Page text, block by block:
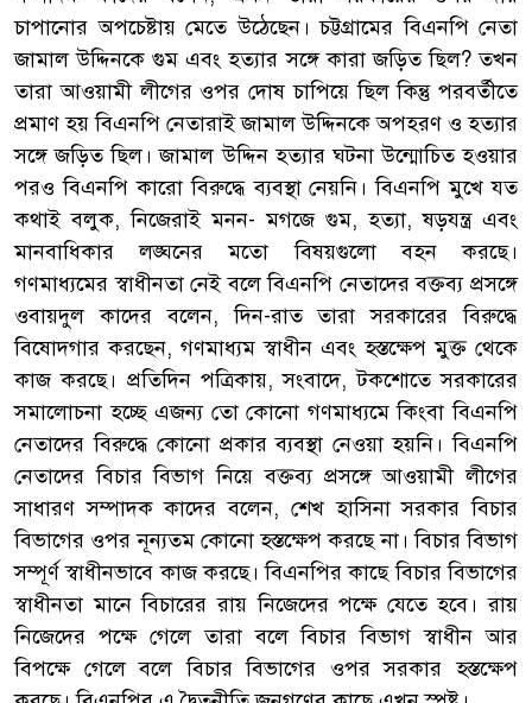
চাপানোর অপচেষ্টায় মেতে উঠেছেন। চট্টগ্রামের বিএনপি নেতা
জামাল উদ্দিনকে গুম এবং হত্যার সঙ্গে কারা জড়িত ছিল? তখন
তারা আওয়ামী লীগের ওপর দোষ চাপিয়ে ছিল কিন্তু পরবর্তীতে
প্রমাণ হয় বিএনপি নেতারাই জামাল উদ্দিনকে অপহরণ ও হত্যার
সঙ্গে জড়িত ছিল। জামাল উদ্দিন হত্যার ঘটনা উন্মোচিত হওয়ার
পরও বিএনপি কারো বিরুদ্ধে ব্যবস্থা নেয়নি। বিএনপি মুখে যত
কথাই বলুক, নিজেরাই মনন- মগজে গুম, হত্যা, ষড়যন্ত্র এবং
মানবাধিকার লঙ্ঘনের মতো বিষয়গুলো বহন করছে।
গণমাধ্যমের স্বাধীনতা নেই বলে বিএনপি নেতাদের বক্তব্য প্রসঙ্গে
ওবায়দুল কাদের বলেন, দিন-রাত তারা সরকারের বিরুদ্ধে
বিষোদগার করছেন, গণমাধ্যম স্বাধীন এবং হস্তক্ষেপ মুক্ত থেকে
কাজ করছে। প্রতিদিন পত্রিকায়, সংবাদে, টকশোতে সরকারের
সমালোচনা হচ্ছে এজন্য তো কোনো গণমাধ্যমে কিংবা বিএনপি
নেতাদের বিরুদ্ধে কোনো প্রকার ব্যবস্থা নেওয়া হয়নি। বিএনপি
নেতাদের বিচার বিভাগ নিয়ে বক্তব্য প্রসঙ্গে আওয়ামী লীগের
সাধারণ সম্পাদক কাদের বলেন, শেখ হাসিনা সরকার বিচার
বিভাগের ওপর নূন্যতম কোনো হস্তক্ষেপ করছে না। বিচার বিভাগ
সম্পূর্ণ স্বাধীনভাবে কাজ করছে। বিএনপির কাছে বিচার বিভাগের
স্বাধীনতা মানে বিচারের রায় নিজেদের পক্ষে যেতে হবে। রায়
নিজেদের পক্ষে গেলে তারা বলে বিচার বিভাগ স্বাধীন আর
বিপক্ষে গেলে বলে বিচার বিভাগের ওপর সরকার হস্তক্ষেপ